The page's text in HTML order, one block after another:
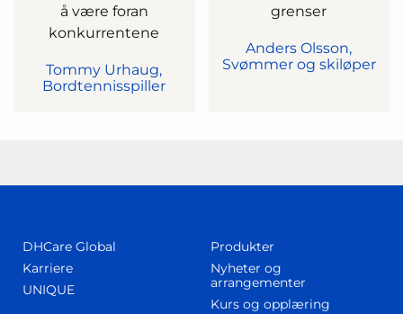
å være foran
konkurrentene
Tommy Urhaug,
Bordtennisspiller
grenser
Anders Olsson,
Svømmer og skiløper
DHCare Global
Karriere
UNIQUE
Produkter
Nyheter og
arrangementer
Kurs og opplæring